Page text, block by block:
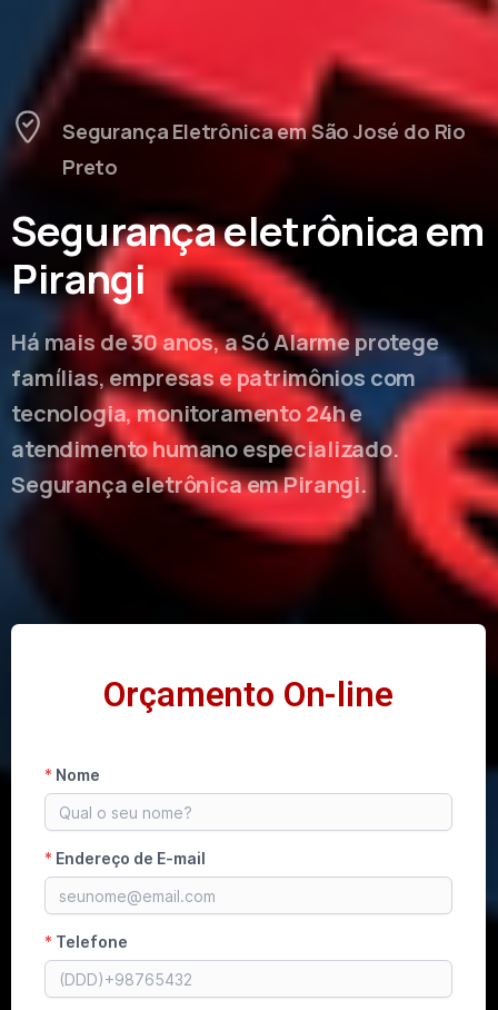
Segurança Eletrônica em São José do Rio
Preto
Segurança eletrônica em
Pirangi
Há mais de 30 anos, a Só Alarme protege
famílias, empresas e patrimônios com
tecnologia, monitoramento 24h e
atendimento humano especializado.
Segurança eletrônica em Pirangi.
Orçamento On-line